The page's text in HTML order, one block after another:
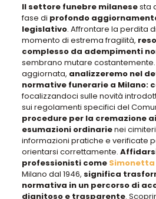
Il settore funebre milanesesta
fase di profondo
legislativo. Affrontare la perdita
momento di estrema fragilità,
complesso da adempimenti
sembrano mutare costantemente.
aggiornata, analizzeremo nel
normative funerarie a Milano:
focalizzandoci sulle novità
sui regolamenti specifici del
procedure per la cremazione
esumazioni ordinarienei
informazioni pratiche e verificate
orientarsi correttamente.
professionisti come
Milano dal 1946, significa
normativa in un percorso di
dignitoso e trasparente.